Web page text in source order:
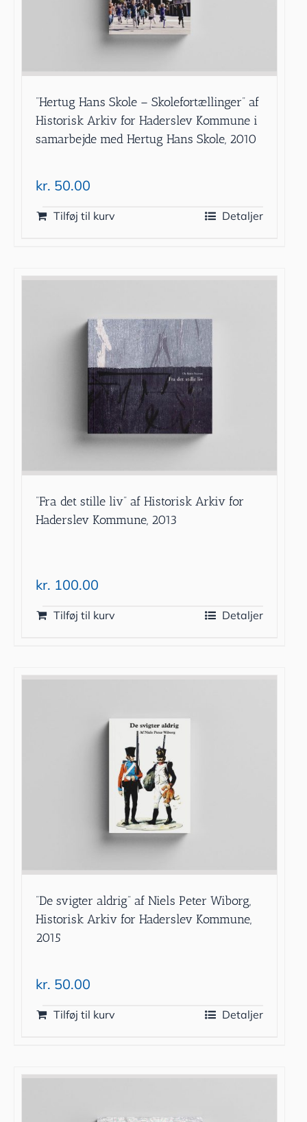
”Hertug Hans Skole – Skolefortællinger” af
Historisk Arkiv for Haderslev Kommune i
samarbejde med Hertug Hans Skole, 2010
kr. 50.00
Tilføj til kurv Detaljer
”Fra det stille liv” af Historisk Arkiv for
Haderslev Kommune, 2013
kr. 100.00
Tilføj til kurv Detaljer
”De svigter aldrig” af Niels Peter Wiborg,
Historisk Arkiv for Haderslev Kommune,
2015
kr. 50.00
Tilføj til kurv Detaljer